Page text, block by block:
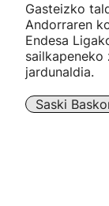
"Helmuga"
Gasteizko
Andorraren
Endesa
sailkapeneko
jardunaldia.
Saski